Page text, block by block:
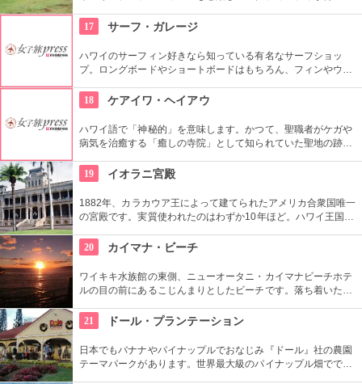
ック・パーク』のロケ地としても知られ、ロケ地巡りのバスも
あります。
17 サーフ・ガレージ
ハワイのサーフィン好きなら知っている有名なサーフショッ
プ。ロングボードやショートボードはもちろん、フィンやウェ
や保管も行っています。
18 ケアイワ・ヘイアウ
ハワイ語で「神秘的」を意味します。かつて、聖職者がケガや
病気を治癒する「癒しの寺院」として知られていた聖地の跡地
れ、市民の憩いの場所になっています。
19 イオラニ宮殿
1882年、カラカウア王によって建てられたアメリカ合衆国唯一
の宮殿です。実質使われたのはわずか10年ほど。ハワイ王国滅
を経て一般公開されました。豪華絢爛な調度品は当時の4割程
度の数だとか。
20 カイマナ・ビーチ
ワイキキ水族館の東側、ニューオータニ・カイマナビーチホテ
ルの目の前にあるこじんまりとしたビーチです。落ち着いた雰
すぐ横には終戦記念プールもあります。
21 ドール・プランテーション
日本でもバナナやパイナップルでおなじみ『ドール』社の農園
テーマパークがあります。世界最大級のパイナップル畑ででき